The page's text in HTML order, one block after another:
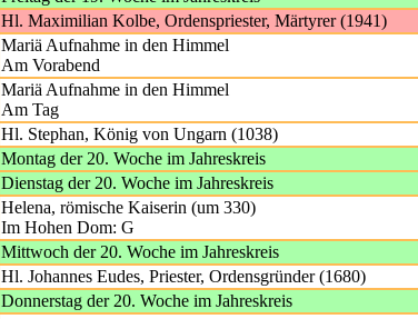
Hl. Maximilian Kolbe, Ordenspriester, Märtyrer (1941)
Mariä Aufnahme in den Himmel
Am Vorabend
Mariä Aufnahme in den Himmel
Am Tag
Hl. Stephan, König von Ungarn (1038)
Montag der 20. Woche im Jahreskreis
Dienstag der 20. Woche im Jahreskreis
Helena, römische Kaiserin (um 330)
Im Hohen Dom: G
Mittwoch der 20. Woche im Jahreskreis
Hl. Johannes Eudes, Priester, Ordensgründer (1680)
Donnerstag der 20. Woche im Jahreskreis